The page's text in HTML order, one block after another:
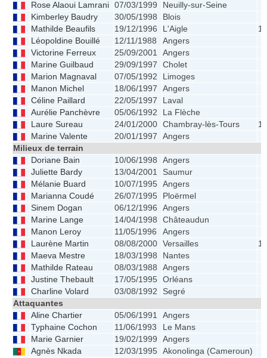
Rose Alaoui Lamrani 07/03/1999
Neuilly-sur-Seine
Kimberley Baudry
30/05/1998
Blois
Mathilde Beaufils
19/12/1996 L'Aigle
Léopoldine Bouillé
12/11/1988
Angers
Victorine Ferreux
25/09/2001
Angers
Marine Guilbaud
29/09/1997
Cholet
Marion Magnaval
07/05/1992
Limoges
Manon Michel
18/06/1997
Angers
Céline Paillard
22/05/1997
Laval
Aurélie Panchèvre
05/06/1992
La Flèche
Laure Sureau
24/01/2000 Chambray-lès-Tours
Marine Valente
20/01/1997
Angers
Milieux de terrain
Doriane Bain
10/06/1998
Angers
Juliette Bardy
13/04/2001
Saumur
Mélanie Buard
10/07/1995 Angers
Marianna Coudé
26/07/1995
Ploërmel
Sinem Dogan
06/12/1996
Angers
Marine Lange
14/04/1998
Châteaudun
Manon Leroy
11/05/1996
Angers
Laurène Martin
08/08/2000 Versailles
Maeva Mestre
18/03/1998
Nantes
Mathilde Rateau
08/03/1988
Angers
Justine Thebault
17/05/1995 Orléans
Charline Volard
03/08/1992
Segré
Attaquantes
Aline Chartier
05/06/1991
Angers
Typhaine Cochon
11/06/1993
Le Mans
Marie Garnier
19/02/1999
Angers
Agnès Nkada
12/03/1995 Akonolinga (Cameroun)